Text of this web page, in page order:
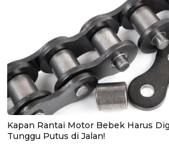
Kapan Rantai Motor Bebek Harus
Tunggu Putus di Jalan!